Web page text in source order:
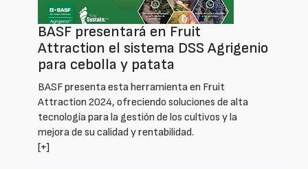
BASF presentará en Fruit
Attraction el sistema DSS Agrigenio
para cebolla y patata
BASF presenta esta herramienta en Fruit
Attraction 2024, ofreciendo soluciones de alta
tecnología para la gestión de los cultivos y la
mejora de su calidad y rentabilidad.
[+]